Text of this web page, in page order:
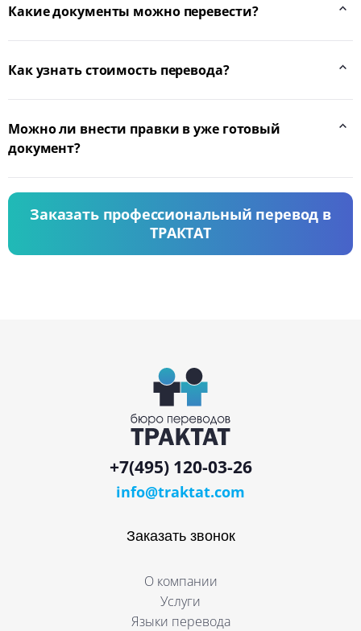
Какие документы можно перевести?
Как узнать стоимость перевода?
Можно ли внести правки в уже готовый
документ?
Заказать профессиональный перевод в
ТРАКТАТ
Заказать звонок
О компании
Услуги
Языки перевода
+7(495) 120-03-26
info@traktat.com